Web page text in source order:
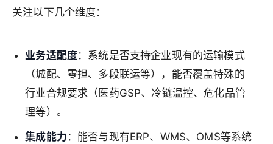
关注以下几个维度：
业务适配度：系统是否支持企业现有的运输模式
（城配、零担、多段联运等），能否覆盖特殊的
行业合规要求（医药GSP、冷链温控、危化品管
理等）。
集成能力 ：能否与现有ERP、WMS、OMS等系统